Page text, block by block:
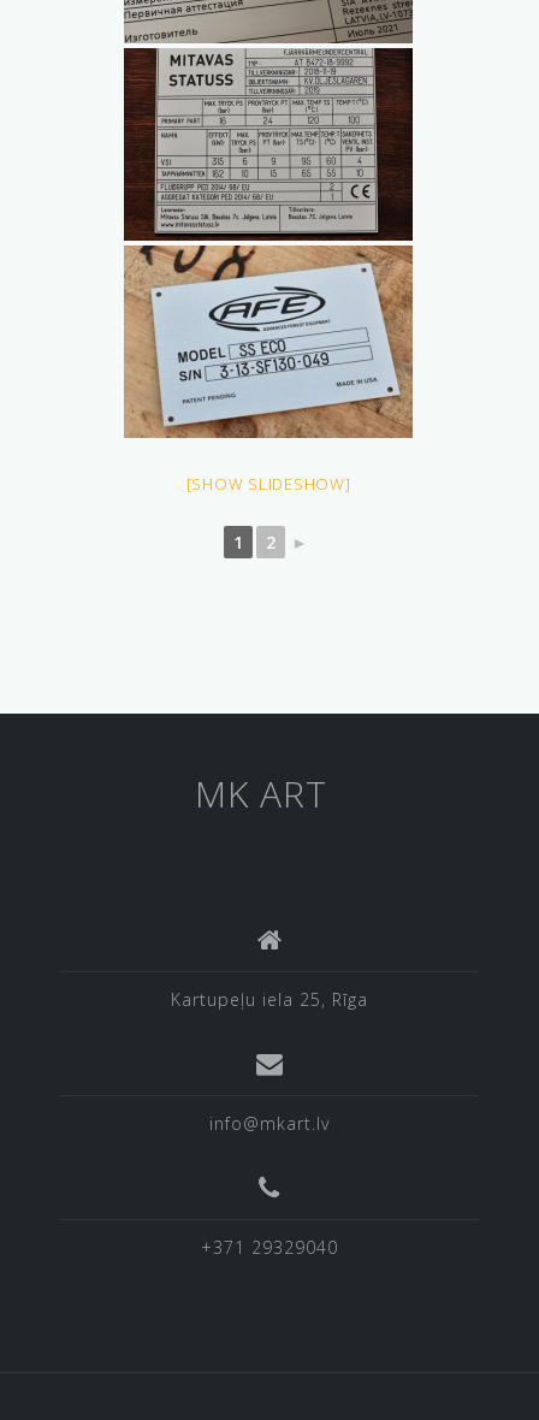
[SHOW SLIDESHOW]
1 2 ►
MK ART
Kartupeļu iela 25, Rīga
info@mkart.lv
+371 29329040